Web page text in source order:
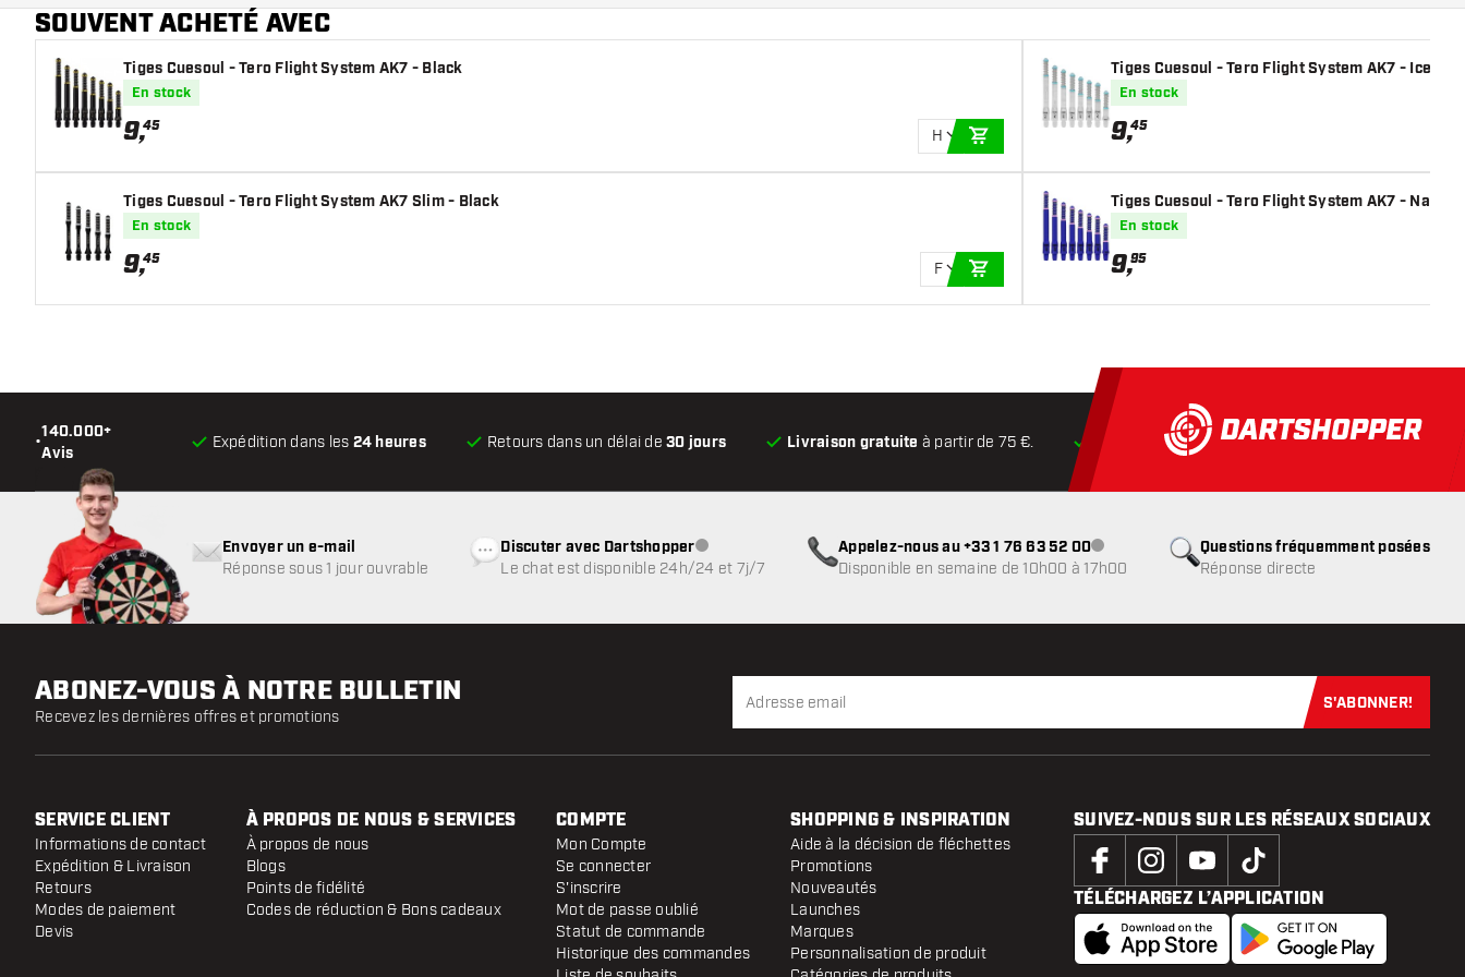
SOUVENT ACHETÉ AVEC
Tiges Cuesoul - Tero Flight System AK7 - Black
En stock
9,45
H
AJOUTER AU PANIER
Tiges Cuesoul - Tero Flight System AK7 Slim - Black
En stock
9,45
F
AJOUTER AU PANIER
Tiges Cuesoul - Tero Flight System AK7 - Ice
En stock
9,45
Tiges Cuesoul - Tero Flight System AK7 - Navy
En stock
9,95
•
140.000+
Avis
Expédition dans les 24 heures Retours dans un délai de30 jours Livraison gratuite à partir de 75 €. Expédition dans les24 heures Retours
Questions fréquemment posées
Réponse directe
Envoyer un e-mail
Réponse sous 1 jour ouvrable
Discuter avec DartshopperService client indisponible
Le chat est disponible 24h/24 et 7j/7
Appelez-nous au +33 1 76 63 52 00Service client indisponible
Disponible en semaine de 10h00 à 17h00
ABONEZ-VOUS À NOTRE BULLETIN
Recevez les dernières offres et promotions
Abonnez-
S'ABONNER!
SERVICE CLIENT
Informations de contact
Expédition & Livraison
Retours
Modes de paiement
Devis
À PROPOS DE NOUS & SERVICES
À propos de nous
Blogs
Points de fidélité
Codes de réduction & Bons cadeaux
COMPTE
Mon Compte
Se connecter
S'inscrire
Mot de passe oublié
Statut de commande
Historique des commandes
SHOPPING & INSPIRATION
Aide à la décision de fléchettes
Promotions
Nouveautés
Launches
Marques
Personnalisation de produit
SUIVEZ-NOUS SUR LES RÉSEAUX SOCIAUX
TÉLÉCHARGEZ L’APPLICATION